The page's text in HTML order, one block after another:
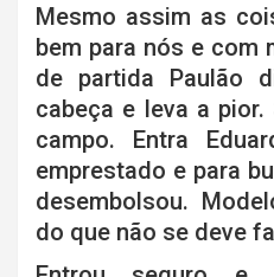
Mesmo assim as
bem para nós e com
de partida Paulão
cabeça e leva a
campo. Entra
emprestado e para
desembolsou.
do que não se deve